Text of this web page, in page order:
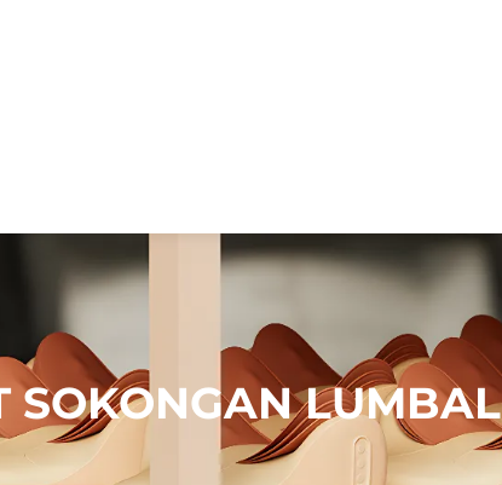
SOKONGAN LUMBAL